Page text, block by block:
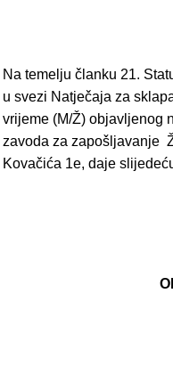
Na temelju članku 21.
u svezi Natječaja za
vrijeme (M/Ž) objavljenog
zavoda za zapošljavanje
Kovačića 1e, daje